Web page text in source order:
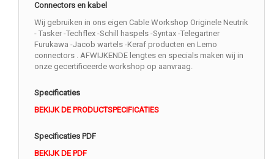
Connectors en kabel
Wij gebruiken in ons eigen Cable Workshop Originele Neutrik
- Tasker -Techflex -Schill haspels -Syntax -Telegartner
Furukawa -Jacob wartels -Keraf producten en Lemo
connectors . AFWIJKENDE lengtes en specials maken wij in
onze gecertificeerde workshop op aanvraag.
Specificaties
BEKIJK DE PRODUCTSPECIFICATIES
Specificaties PDF
BEKIJK DE PDF